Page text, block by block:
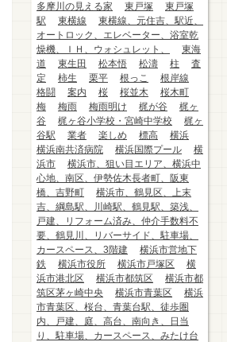
多摩川の見える家
東戸塚
東戸塚
駅
東横線
東横線、元住吉、駅近、
オートロック、エレベーター、浴室乾
燥機、ＩＨ、ウォシュレット、
東海
道
東生田 松本悟 松濤 柱
査
定
柿生 栗平 根っこ
根岸線
格闘
案内 桜 桜並木
桜木町
梅
梅雨 梅雨明け 梶が谷
梶ヶ
谷
梶ヶ谷小学校・宮崎中学校
梶ヶ
谷駅
業者 楽しめ 標高
横浜
横浜南共済病院
横浜国際プール
横
浜市
横浜市、狙い目エリア、横浜中
心地、南区、伊勢佐木長者町、阪東
橋、吉野町
横浜市、鶴見区、上末
吉、綱島駅、川崎駅、鶴見駅、築浅、
戸建、リフォーム済み、仲介手数料不
要、鶴見川、リバーサイド、駐車場、
カースペース、3階建
横浜市営地下
鉄
横浜市役所 横浜市戸塚区
横
浜市港北区
横浜市都筑区
横浜市都
筑区茅ヶ崎中央
横浜市青葉区
横浜
市青葉区、桜台、青葉台駅、徒歩圏
内、戸建、庭、高台、南向き、日当
り、駐車場、カースペース、みたけ台